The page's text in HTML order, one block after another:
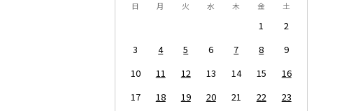
日 月 火 水 木 金 土
1
2
3
4 5 6 7 8
9
10
11 12 13 14 15
16
17
18 19 20 21 22
23